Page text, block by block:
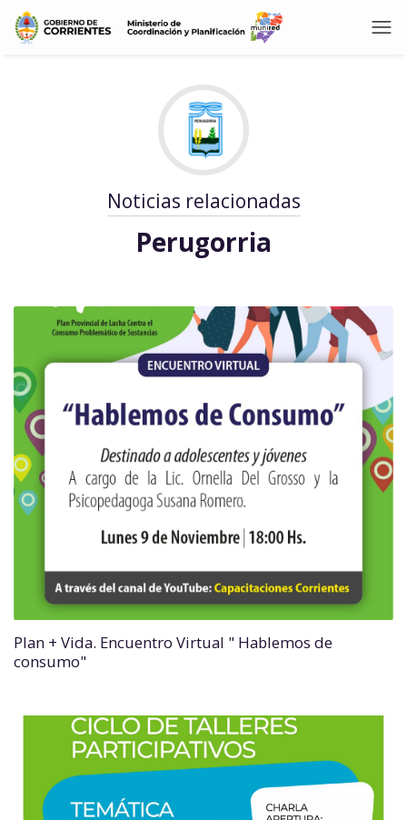
Noticias relacionadas
Perugorria
Plan + Vida. Encuentro Virtual " Hablemos de
consumo"